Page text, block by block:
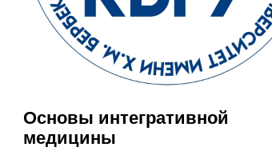
Основы интегративной
медицины